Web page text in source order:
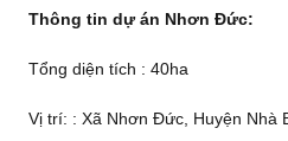
Thông tin dự án Nhơn Đức:
Tổng diện tích : 40ha
Vị trí: : Xã Nhơn Đức, Huyện Nhà